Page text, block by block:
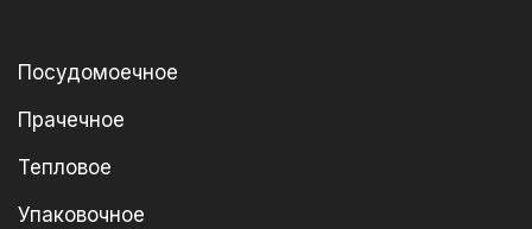
Посудомоечное
Прачечное
Тепловое
Упаковочное